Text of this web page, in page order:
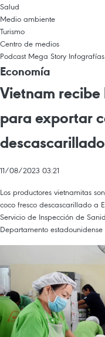
Salud
Medio ambiente
Turismo
Centro de medios
Podcast Mega Story Infografías
Economía
Vietnam recibe
para exportar
descascarillado
11/08/2023 03:21
Los productores vietnamitas
coco fresco descascarillado a
Servicio de Inspección de
Departamento